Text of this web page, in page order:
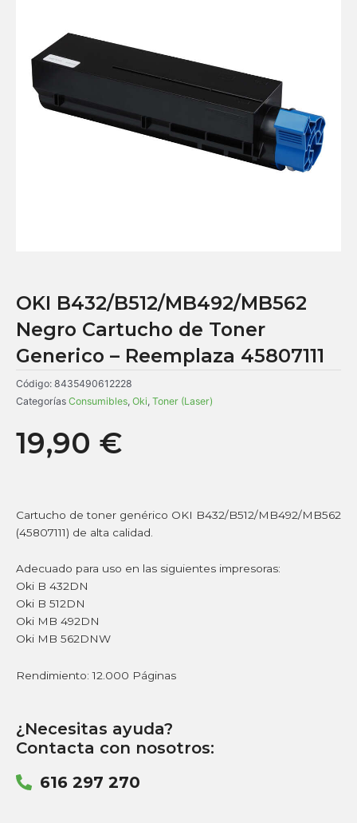
OKI B432/B512/MB492/MB562
Negro Cartucho de Toner
Generico – Reemplaza 45807111
Código: 8435490612228
Categorías Consumibles, Oki, Toner (Laser)
19,90 €
Cartucho de toner genérico OKI B432/B512/MB492/MB562
(45807111) de alta calidad.
Adecuado para uso en las siguientes impresoras:
Oki B 432DN
Oki B 512DN
Oki MB 492DN
Oki MB 562DNW
Rendimiento: 12.000 Páginas
¿Necesitas ayuda?
Contacta con nosotros:
616 297 270